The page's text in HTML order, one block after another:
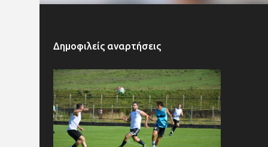
Δημοφιλείς αναρτήσεις